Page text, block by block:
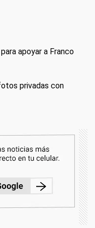
apoyar a Franco
privadas con